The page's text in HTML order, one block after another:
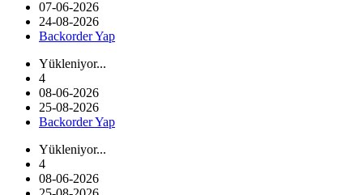
07-06-2026
24-08-2026
Backorder Yap
Yükleniyor...
4
08-06-2026
25-08-2026
Backorder Yap
Yükleniyor...
4
08-06-2026